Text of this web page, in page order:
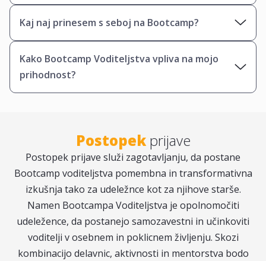
zaključku programa.
je zasnovan tako, da ustreza vsem nivojem znanja
in izkušenj.
Kaj naj prinesem s seboj na Bootcamp?
zapiske, mobilni telefon/laptop ali tablico za
sodelovanje na delavnicah ter veliko pozitivne
energije in pripravljenosti za sodelovanje.
Kako Bootcamp Voditeljstva vpliva na mojo
prihodnost?
reševanje problemov, ki so bistvene za uspeh v
šoli, pri športu in kasneje v karieri. Program te
opremi s samozavestjo in praktičnimi izkušnjami,
ki jih lahko uporabiš v vsakodnevnih situacijah in
te pripravijo na vodstvene vloge v prihodnosti.
Pridobiš tudi certifikat, ki lahko izboljša tvoj
življenjepis in pritegne pozornost bodočih
delodajalcev ali izobraževalnih institucij.
Postopek prijave
Postopek prijave služi zagotavljanju, da postane
Bootcamp voditeljstva pomembna in transformativna
izkušnja tako za udeležnce kot za njihove starše.
Namen Bootcampa Voditeljstva je opolnomočiti
udeležence, da postanejo samozavestni in učinkoviti
voditelji v osebnem in poklicnem življenju. Skozi
kombinacijo delavnic, aktivnosti in mentorstva bodo